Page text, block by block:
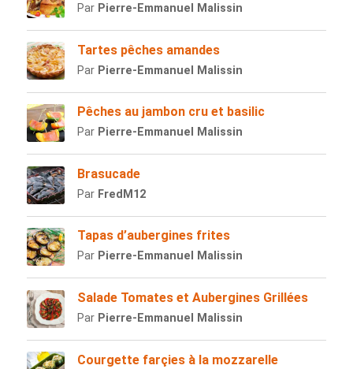
Par Pierre-Emmanuel Malissin
Tartes pêches amandes
Par Pierre-Emmanuel Malissin
Pêches au jambon cru et basilic
Par Pierre-Emmanuel Malissin
Brasucade
Par FredM12
Tapas d’aubergines frites
Par Pierre-Emmanuel Malissin
Salade Tomates et Aubergines Grillées
Par Pierre-Emmanuel Malissin
Courgette farçies à la mozzarelle